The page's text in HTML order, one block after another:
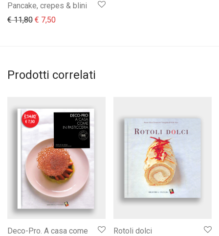
Pancake, crepes & blini
€11,80 Il prezzo originale era: € 11,80.
€ 7,50Il prezzo attuale è: € 7,50.
Prodotti correlati
Deco-Pro. A casa come
Rotoli dolci